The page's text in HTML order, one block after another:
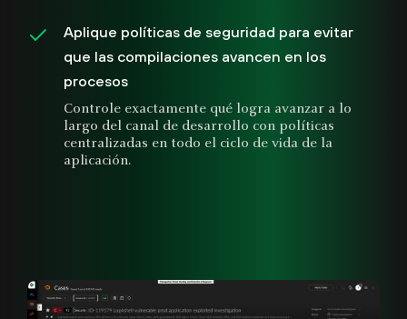
Aplique políticas de seguridad para evitar
que las compilaciones avancen en los
procesos
Controle exactamente qué logra avanzar a lo
largo del canal de desarrollo con políticas
centralizadas en todo el ciclo de vida de la
aplicación.